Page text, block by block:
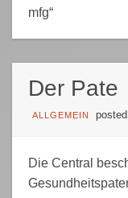
mfg“
Der Pate
ALLGEMEIN
Die Central